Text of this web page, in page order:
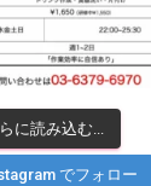
に読み込む...
でフォロー